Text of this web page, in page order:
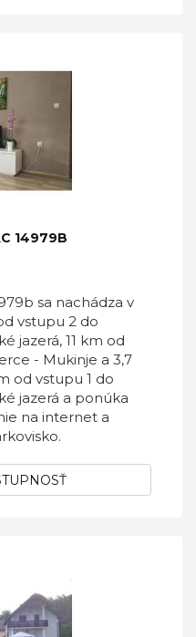
14979B
sa nachádza v
vstupu 2 do
jazerá, 11 km od
- Mukinje a 3,7
od vstupu 1 do
jazerá a ponúka
na internet a